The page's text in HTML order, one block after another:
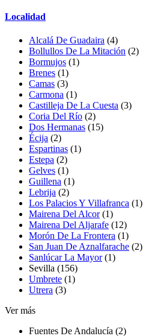
Localidad
Alcalá De Guadaira (4)
Bollullos De La Mitación (2)
Bormujos (1)
Brenes (1)
Camas (3)
Carmona (1)
Castilleja De La Cuesta (3)
Coria Del Río (2)
Dos Hermanas (15)
Écija (2)
Espartinas (1)
Estepa (2)
Gelves (1)
Guillena (1)
Lebrija (2)
Los Palacios Y Villafranca (1)
Mairena Del Alcor(1)
Mairena Del Aljarafe (12)
Morón De La Frontera (1)
San Juan De Aznalfarache (2)
Sanlúcar La Mayor(1)
Sevilla (156)
Umbrete (1)
Utrera (3)
Ver más
Fuentes De Andalucía (2)